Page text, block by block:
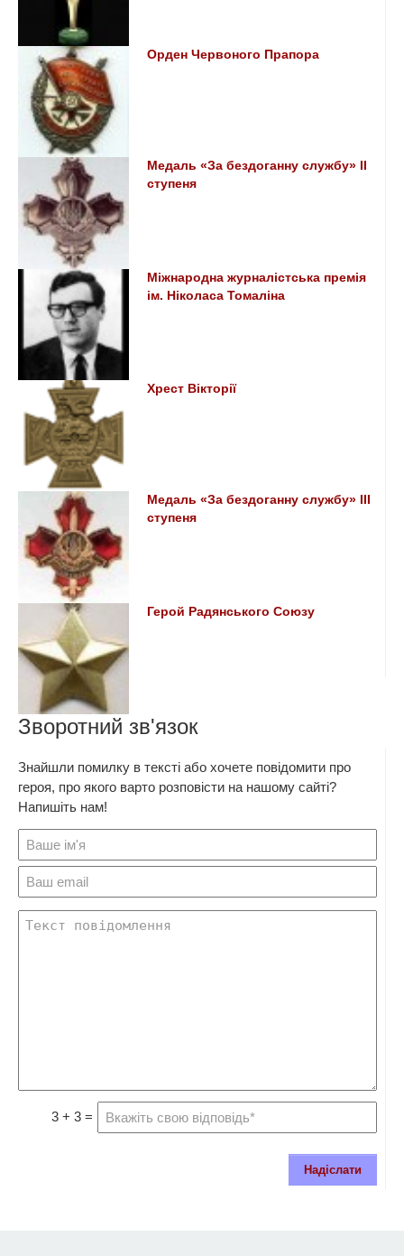
Орден Червоного Прапора
Медаль «За бездоганну службу» II
ступеня
Міжнародна журналістська премія
ім. Ніколаса Томаліна
Хрест Вікторії
Медаль «За бездоганну службу» III
ступеня
Герой Радянського Союзу
Зворотний зв'язок
Знайшли помилку в тексті або хочете повідомити про
героя, про якого варто розповісти на нашому сайті?
Напишіть нам!
3 + 3 =
Надіслати